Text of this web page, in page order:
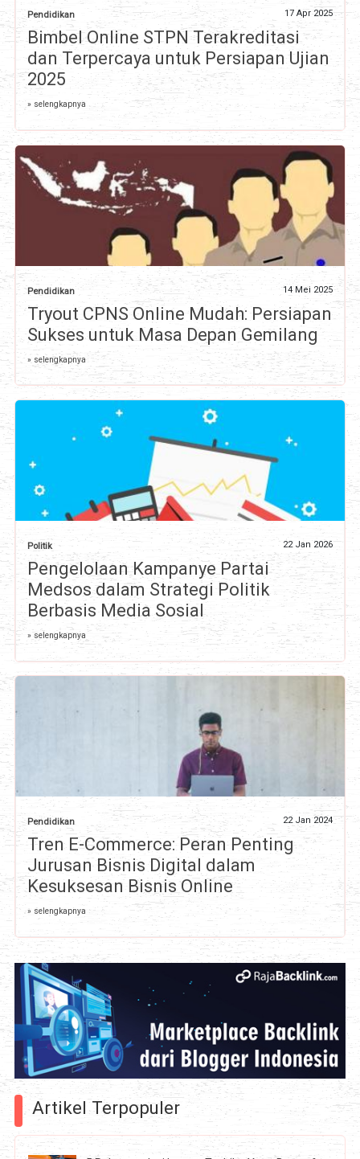
Pendidikan 17 Apr 2025
Bimbel Online STPN Terakreditasi
dan Terpercaya untuk Persiapan Ujian
2025
» selengkapnya
Pendidikan 14 Mei 2025
Tryout CPNS Online Mudah: Persiapan
Sukses untuk Masa Depan Gemilang
» selengkapnya
Politik 22 Jan 2026
Pengelolaan Kampanye Partai
Medsos dalam Strategi Politik
Berbasis Media Sosial
» selengkapnya
Pendidikan 22 Jan 2024
Tren E-Commerce: Peran Penting
Jurusan Bisnis Digital dalam
Kesuksesan Bisnis Online
» selengkapnya
Artikel Terpopuler